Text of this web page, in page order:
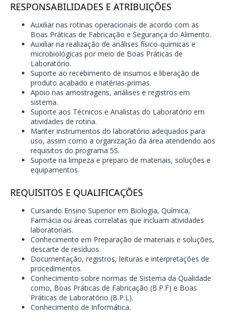
RESPONSABILIDADES E ATRIBUIÇÕES
Auxiliar nas rotinas operacionais de acordo com as
Boas Práticas de Fabricação e Segurança do Alimento.
Auxiliar na realização de análises físico-químicas e
microbiológicas por meio de Boas Práticas de
Laboratório.
Suporte ao recebimento de insumos e liberação de
produto acabado e matérias-primas.
Apoio nas amostragens, análises e registros em
sistema.
Suporte aos Técnicos e Analistas do Laboratório em
atividades de rotina.
Manter instrumentos do laboratório adequados para
uso, assim como a organização da área atendendo aos
requisitos do programa 5S.
Suporte na limpeza e preparo de materiais, soluções e
equipamentos.
REQUISITOS E QUALIFICAÇÕES
Cursando Ensino Superior em Biologia, Química,
Farmácia ou áreas correlatas que incluam atividades
laboratoriais.
Conhecimento em Preparação de materiais e soluções,
descarte de resíduos.
Documentação, registros, leituras e interpretações de
procedimentos.
Conhecimento sobre normas de Sistema da Qualidade
como, Boas Práticas de Fabricação (B.P.F) e Boas
Práticas de Laboratório (B.P.L).
Conhecimento de Informática.